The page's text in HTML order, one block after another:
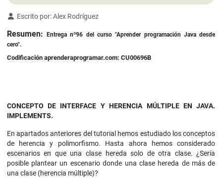
Detalles
Escrito por:Alex Rodríguez
Resumen:
Entrega nº96 del curso "Aprender programación Java desde
cero".
Codificación aprenderaprogramar.com: CU00696B
CONCEPTO DE INTERFACE Y HERENCIA MÚLTIPLE EN JAVA.
IMPLEMENTS.
En apartados anteriores del tutorial hemos estudiado los conceptos
de herencia y polimorfismo. Hasta ahora hemos considerado
escenarios en que una clase hereda solo de otra clase. ¿Sería
posible plantear un escenario donde una clase hereda de más de
una clase (herencia múltiple)?